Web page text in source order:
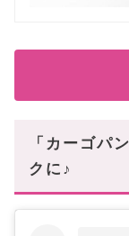
「カーゴパ
クに♪